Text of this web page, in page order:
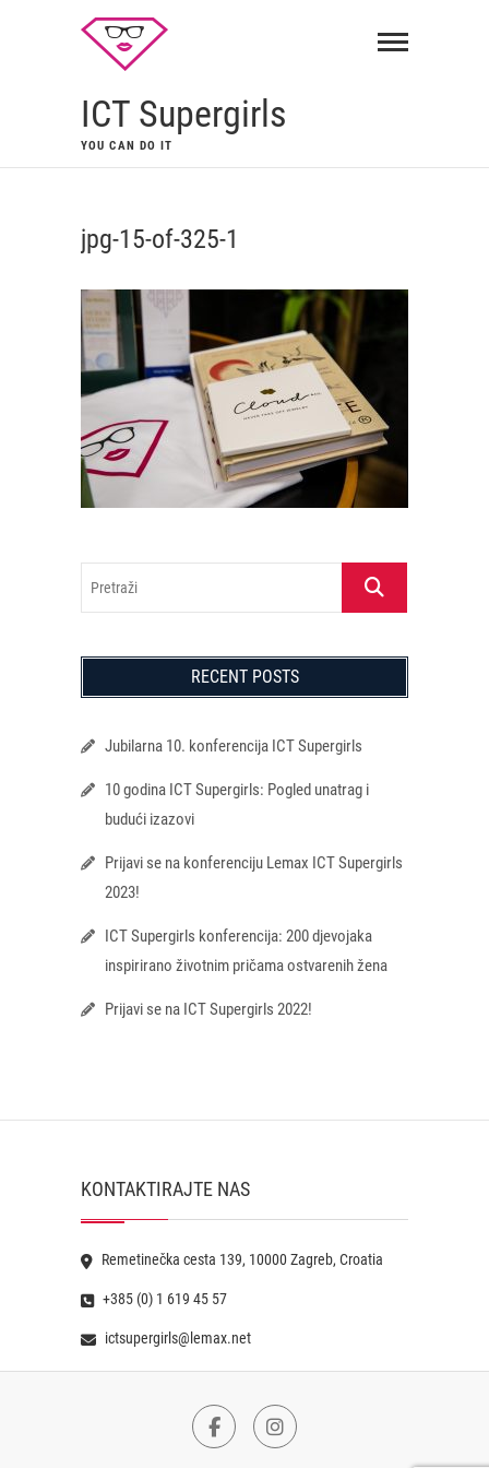
ICT Supergirls
YOU CAN DO IT
jpg-15-of-325-1
Pretraži
RECENT POSTS
Jubilarna 10. konferencija ICT Supergirls
10 godina ICT Supergirls: Pogled unatrag i
budući izazovi
Prijavi se na konferenciju Lemax ICT Supergirls
2023!
ICT Supergirls konferencija: 200 djevojaka
inspirirano životnim pričama ostvarenih žena
Prijavi se na ICT Supergirls 2022!
KONTAKTIRAJTE NAS
Remetinečka cesta 139, 10000 Zagreb, Croatia
+385 (0) 1 619 45 57
ictsupergirls@lemax.net
FacebookInstagram